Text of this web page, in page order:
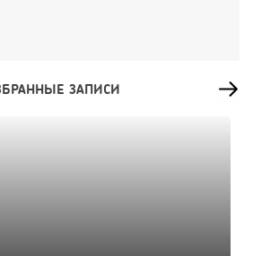
ЗАПИСИ